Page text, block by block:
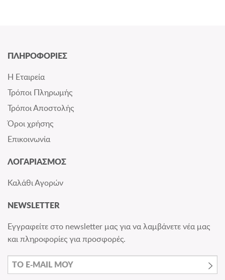
ΠΛΗΡΟΦΟΡΙΕΣ
Η Εταιρεία
Τρόποι Πληρωμής
Τρόποι Αποστολής
Όροι χρήσης
Επικοινωνία
ΛΟΓΑΡΙΑΣΜΟΣ
Καλάθι Αγορών
NEWSLETTER
Εγγραφείτε στο newsletter μας για να λαμβάνετε νέα μας
και πληροφορίες για προσφορές.